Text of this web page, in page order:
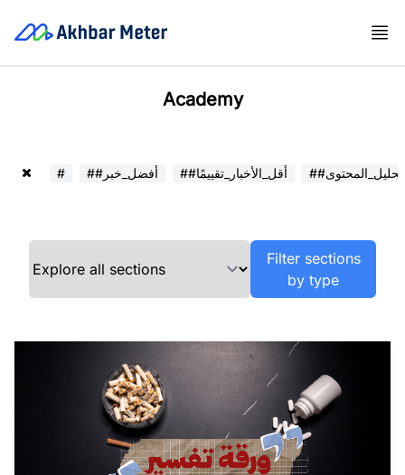
Academy
# ##أفضل_خبر ##أقل_الأخبار_تقييمًا ##تحليل_المحتوى
Filter sections
by type